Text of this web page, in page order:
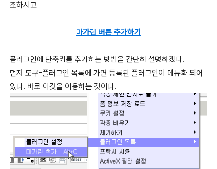
조하시고
마가린 버튼 추가하기
플러그인에 단축키를 추가하는 방법을 간단히 설명하겠다.
먼저 도구-플러그인 목록에 가면 등록된 플러그인이 메뉴화 되어
있다. 바로 이것을 이용하는 것이다.